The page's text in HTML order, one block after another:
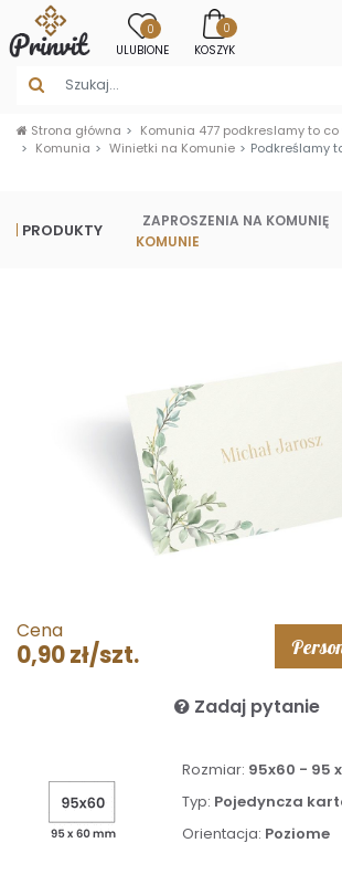
0
ULUBIONE
0
KOSZYK
Strona główna
Komunia 477 podkreslamy to
Komunia
Winietki na Komunie Podkreślamy
PRODUKTY ZAPROSZENIA NA KOMUNIĘ
KOMUNIE
Cena
0,90 zł/szt.
Zadaj pytanie
Rozmiar: 95x60 - 95
Typ: Pojedyncza
Orientacja: Poziome